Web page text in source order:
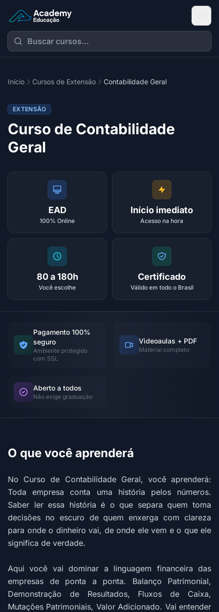
Academy Extensão
Início Cursos de Extensão Contabilidade Geral
EXTENSÃO
Curso de Contabilidade
Geral
EAD
100% Online
Início imediato
Acesso na hora
80 a 180h
Você escolhe
Certificado
Válido em todo o Brasil
Pagamento 100%
seguro
Ambiente protegido
com SSL
Videoaulas + PDF
Material completo
Aberto a todos
Não exige graduação
O que você aprenderá
No Curso de Contabilidade Geral, você aprenderá:
Toda empresa conta uma história pelos números.
Saber ler essa história é o que separa quem toma
decisões no escuro de quem enxerga com clareza
para onde o dinheiro vai, de onde ele vem e o que ele
significa de verdade.
Aqui você vai dominar a linguagem financeira das
empresas de ponta a ponta. Balanço Patrimonial,
Demonstração de Resultados, Fluxos de Caixa,
Mutações Patrimoniais, Valor Adicionado. Vai entender